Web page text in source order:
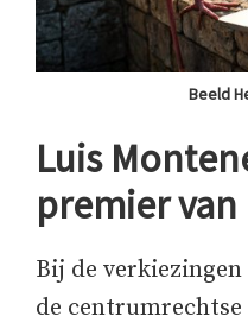
Beeld
Luis
premier
Bij de verkiezingen
de